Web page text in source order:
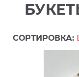
СОРТИРОВКА: